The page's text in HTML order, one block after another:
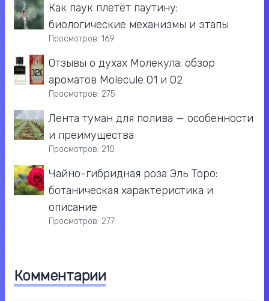
Как паук плетёт паутину:
биологические механизмы и этапы
Просмотров: 169
Отзывы о духах Молекула: обзор
ароматов Molecule 01 и 02
Просмотров: 275
Лента туман для полива — особенности
и преимущества
Просмотров: 210
Чайно-гибридная роза Эль Торо:
ботаническая характеристика и
описание
Просмотров: 277
Комментарии